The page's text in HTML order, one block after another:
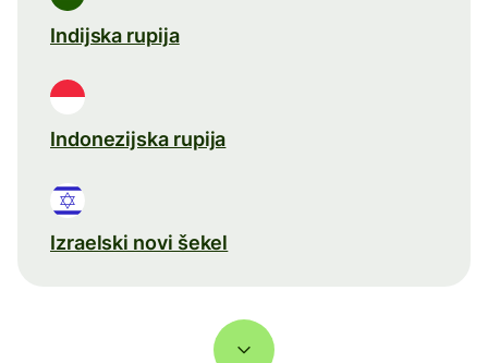
Indijska rupija
Indonezijska rupija
Izraelski novi šekel